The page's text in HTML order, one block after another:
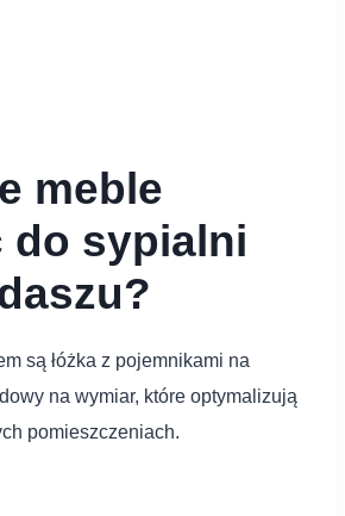
meble
do sypialni
są łóżka z pojemnikami na
na wymiar, które optymalizują
pomieszczeniach.